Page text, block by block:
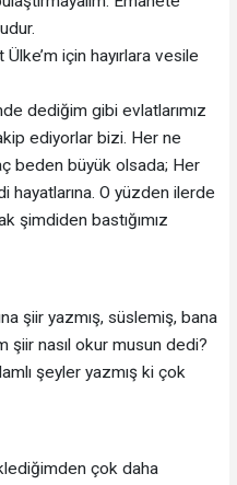
için hayırlara vesile
dediğim gibi evlatlarımız
ediyorlar bizi. Her ne
beden büyük olsada; Her
hayatlarına. O yüzden ilerde
şimdiden bastığımız
şiir yazmış, süslemiş, bana
şiir nasıl okur musun dedi?
şeyler yazmış ki çok
çok daha